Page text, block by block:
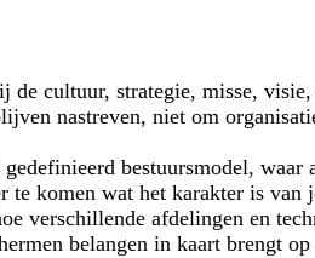
cultuur, strategie, misse,
nastreven, niet om
bestuursmodel, waar
komen wat het karakter is
verschillende afdelingen en
belangen in kaart